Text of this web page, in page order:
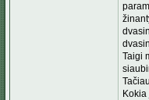
Taigi